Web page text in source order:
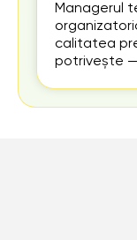
Managerul
calitatea
potrivește